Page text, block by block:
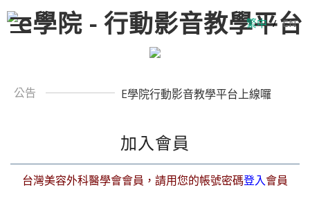
繁中 / EN
公告 E學院行動影音教學平台上線囉
加入會員
台灣美容外科醫學會會員，請用您的帳號密碼登入會員